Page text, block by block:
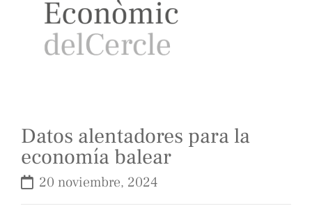
Datos alentadores para la
economía balear
20 noviembre, 2024